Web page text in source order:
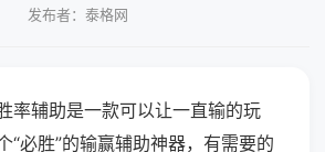
发布者：泰格网
率辅助是一款可以让一直输的玩
“必胜”的输赢辅助神器，有需要的